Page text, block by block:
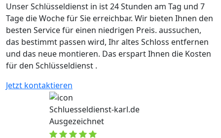
Unser Schlüsseldienst in ist 24 Stunden am Tag und 7
Tage die Woche für Sie erreichbar. Wir bieten Ihnen den
besten Service für einen niedrigen Preis. aussuchen,
das bestimmt passen wird, Ihr altes Schloss entfernen
und das neue montieren. Das erspart Ihnen die Kosten
für den Schlüsseldienst .
Jetzt kontaktieren
Schluesseldienst-karl.de
Ausgezeichnet